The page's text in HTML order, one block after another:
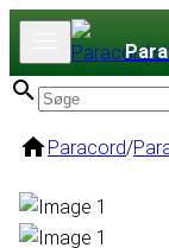
Paracord/